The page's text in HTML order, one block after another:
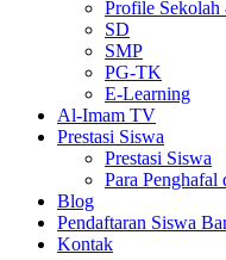
Profile Sekolah
SD
SMP
PG-TK
E-Learning
Al-Imam TV
Prestasi Siswa
Prestasi Siswa
Para Penghafal
Blog
Pendaftaran Siswa
Kontak